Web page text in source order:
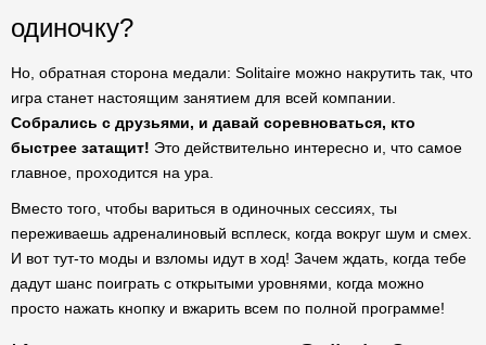
одиночку?
Но, обратная сторона медали: Solitaire можно накрутить так, что
игра станет настоящим занятием для всей компании.
Собрались с друзьями, и давай соревноваться, кто
быстрее затащит! Это действительно интересно и, что самое
главное, проходится на ура.
Вместо того, чтобы вариться в одиночных сессиях, ты
переживаешь адреналиновый всплеск, когда вокруг шум и смех.
И вот тут-то моды и взломы идут в ход! Зачем ждать, когда тебе
дадут шанс поиграть с открытыми уровнями, когда можно
просто нажать кнопку и вжарить всем по полной программе!